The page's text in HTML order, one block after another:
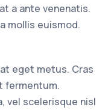
a ante venenatis.
mollis euismod.
eget metus. Cras
fermentum.
vel scelerisque nisl